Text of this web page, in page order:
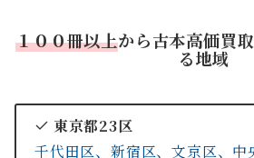
１００冊以上から古本高価買
る地域
東京都23区
千代田区、 新宿区、文京区、 中